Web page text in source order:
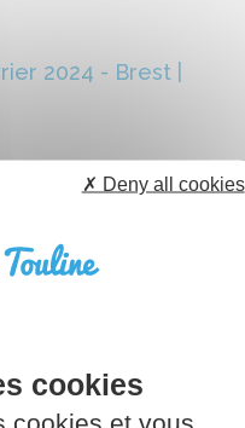
2024 - Brest |
cookies et vous
✗ Deny all cookies